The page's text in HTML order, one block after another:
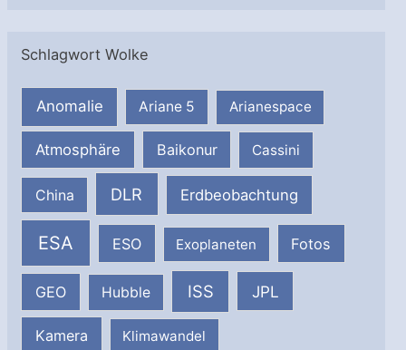
Schlagwort Wolke
Anomalie Ariane 5 Arianespace
Atmosphäre Baikonur Cassini
China DLR Erdbeobachtung
ESA ESO Exoplaneten Fotos
GEO Hubble ISS JPL
Kamera Klimawandel